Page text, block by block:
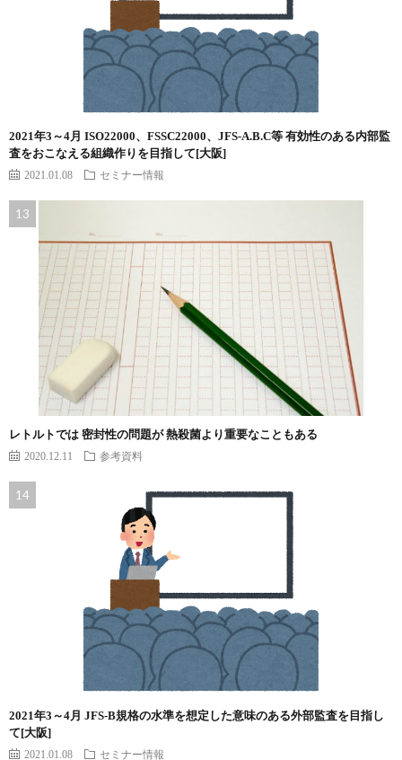
2021年3～4月 ISO22000、FSSC22000、JFS-A.B.C等 有効性のある内部監
査をおこなえる組織作りを目指して[大阪]
2021.01.08 セミナー情報
レトルトでは 密封性の問題が 熱殺菌より重要なこともある
2020.12.11 参考資料
2021年3～4月 JFS-B規格の水準を想定した意味のある外部監査を目指し
て[大阪]
2021.01.08 セミナー情報